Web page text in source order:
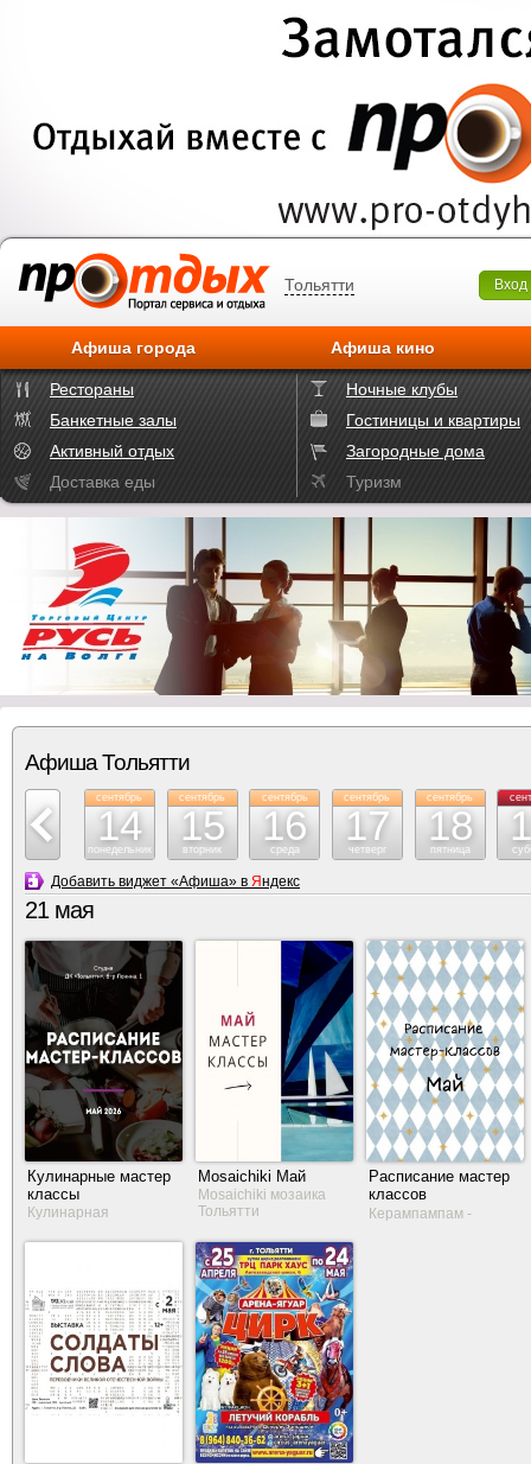
Тольятти Вход
Афиша города Афиша кино
Рестораны
Ночные клубы
Банкетные залы
Гостиницы и квартиры
Активный отдых
Загородные дома
Доставка еды
Туризм
Афиша Тольятти
13
сентябрь
14
понедельник
сентябрь
15
вторник
сентябрь
16
среда
сентябрь
17
четверг
сентябрь
18
пятница
Добавить виджет «Афиша» в Яндекс
21 мая
Кулинарные мастер
классы
Кулинарная
2.0"
Mosaichiki Май
Mosaichiki мозаика
Тольятти
Расписание мастер
классов
Керампампам
Керампампам -